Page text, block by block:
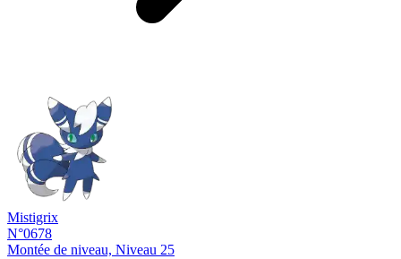
Mistigrix
N°0678
Montée de niveau, Niveau 25